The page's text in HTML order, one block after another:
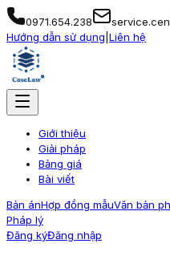
0971.654.238
Hướng dẫn sử dụng Liên hệ
Giới thiệu
Giải pháp
Bảng giá
Bài viết
Bản ánHợp đồng mẫuVăn bản
Pháp lý
Đăng kýĐăng nhập